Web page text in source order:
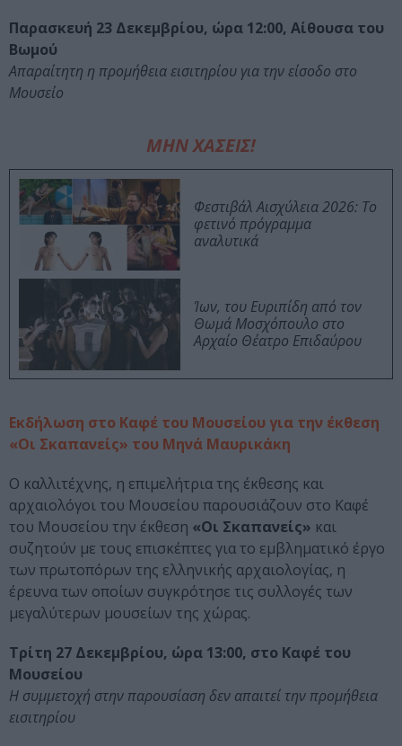
Παρασκευή 23 Δεκεμβρίου, ώρα 12:00, Αίθουσα του
Βωμού
Απαραίτητη η προμήθεια εισιτηρίου για την είσοδο στο
Μουσείο
ΜΗΝ ΧΑΣΕΙΣ!
Φεστιβάλ Αισχύλεια 2026: Το
φετινό πρόγραμμα
αναλυτικά
Ίων, του Ευριπίδη από τον
Θωμά Μοσχόπουλο στο
Αρχαίο Θέατρο Επιδαύρου
Εκδήλωση στο Καφέ του Μουσείου για την έκθεση
«Οι Σκαπανείς» του Μηνά Μαυρικάκη
Ο καλλιτέχνης, η επιμελήτρια της έκθεσης και
αρχαιολόγοι του Μουσείου παρουσιάζουν στο Καφέ
του Μουσείου την έκθεση «Οι Σκαπανείς» και
συζητούν με τους επισκέπτες για το εμβληματικό έργο
των πρωτοπόρων της ελληνικής αρχαιολογίας, η
έρευνα των οποίων συγκρότησε τις συλλογές των
μεγαλύτερων μουσείων της χώρας.
Τρίτη 27 Δεκεμβρίου, ώρα 13:00, στο Καφέ του
Μουσείου
Η συμμετοχή στην παρουσίαση δεν απαιτεί την προμήθεια
εισιτηρίου